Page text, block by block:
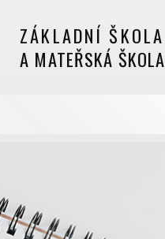
ZÁKLADNÍ ŠKOLA
A MATEŘSKÁ ŠKOLA